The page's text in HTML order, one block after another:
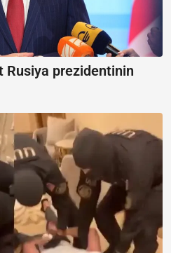
Rusiya prezidentinin